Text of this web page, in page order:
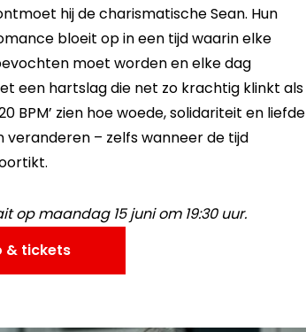
hij de charismatische Sean. Hun
bloeit op in een tijd waarin elke
moet worden en elke dag
een hartslag die net zo krachtig klinkt als
BPM’ zien hoe woede, solidariteit en liefde
veranderen – zelfs wanneer de tijd
op maandag 15 juni om 19:30 uur.
& tickets